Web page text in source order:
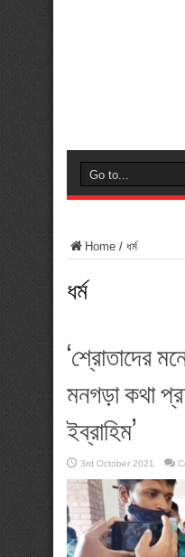
Home / ধর্ম
ধর্ম
‘শ্রোতাদের
মনগড়া কথা
ইব্রাহিম’
3rd October 2021